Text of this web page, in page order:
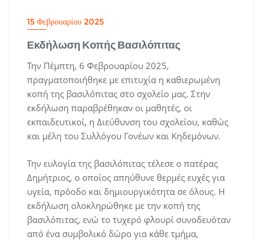
15 Φεβρουαρίου 2025
Εκδήλωση Κοπής Βασιλόπιτας
Την Πέμπτη, 6 Φεβρουαρίου 2025,
πραγματοποιήθηκε με επιτυχία η καθιερωμένη
κοπή της βασιλόπιτας στο σχολείο μας. Στην
εκδήλωση παραβρέθηκαν οι μαθητές, οι
εκπαιδευτικοί, η Διεύθυνση του σχολείου, καθώς
και μέλη του Συλλόγου Γονέων και Κηδεμόνων.
Την ευλογία της βασιλόπιτας τέλεσε ο πατέρας
Δημήτριος, ο οποίος απηύθυνε θερμές ευχές για
υγεία, πρόοδο και δημιουργικότητα σε όλους. Η
εκδήλωση ολοκληρώθηκε με την κοπή της
βασιλόπιτας, ενώ το τυχερό φλουρί συνοδευόταν
από ένα συμβολικό δώρο για κάθε τμήμα,